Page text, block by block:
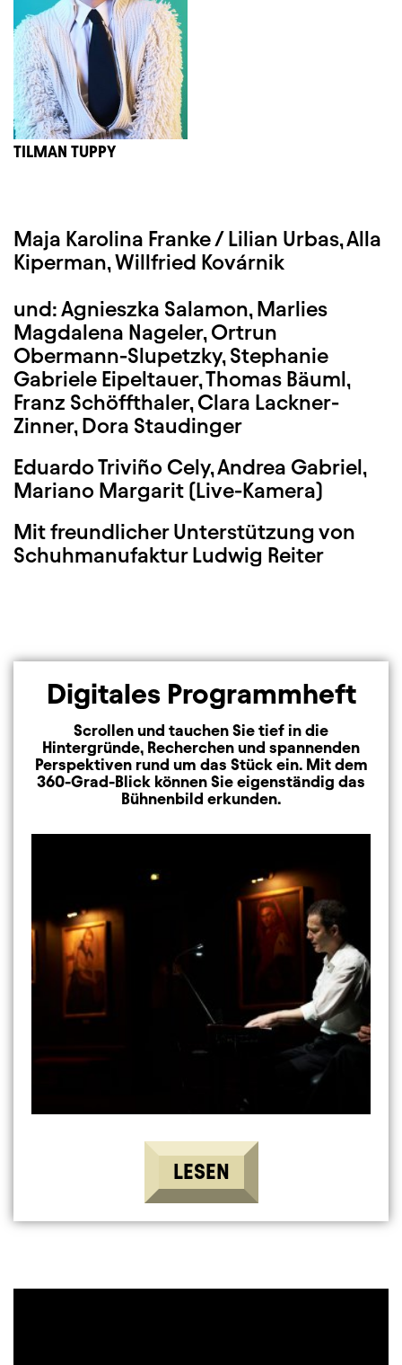
TILMAN TUPPY
Maja Karolina Franke /Lilian Urbas, Alla
Kiperman, Willfried Kovárnik
und: Agnieszka Salamon, Marlies
Magdalena Nageler, Ortrun
Obermann-Slupetzky, Stephanie
Gabriele Eipeltauer, Thomas Bäuml,
Franz Schöffthaler, Clara Lackner-
Zinner, Dora Staudinger
Eduardo Triviño Cely, Andrea Gabriel,
Mariano Margarit (Live-Kamera)
Mit freundlicher Unterstützung von
Schuhmanufaktur Ludwig Reiter
Digitales Programmheft
Scrollen und tauchen Sie tief in die
Hintergründe, Recherchen und spannenden
Perspektiven rund um das Stück ein. Mit dem
360-Grad-Blick können Sie eigenständig das
Bühnenbild erkunden.
LESEN